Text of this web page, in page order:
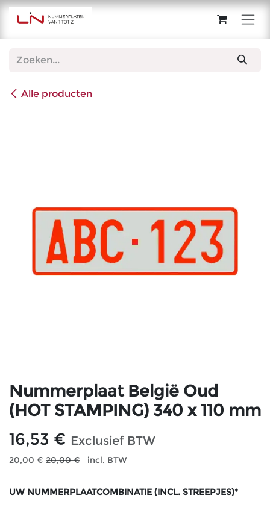
Overslaan naar inhoud
Alle producten
Nummerplaat België Oud
(HOT STAMPING) 340 x 110 mm
16,53 € Exclusief BTW
20,00 € 20,00€ incl. BTW
UW NUMMERPLAATCOMBINATIE (INCL. STREEPJES)*